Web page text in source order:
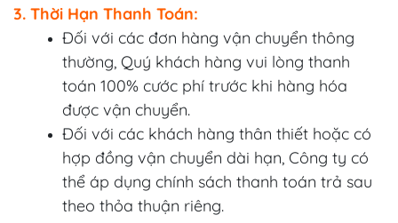
3. Thời Hạn Thanh Toán:
Đối với các đơn hàng vận chuyển thông
thường, Quý khách hàng vui lòng thanh
toán 100% cước phí trước khi hàng hóa
được vận chuyển.
Đối với các khách hàng thân thiết hoặc có
hợp đồng vận chuyển dài hạn, Công ty có
thể áp dụng chính sách thanh toán trả sau
theo thỏa thuận riêng.